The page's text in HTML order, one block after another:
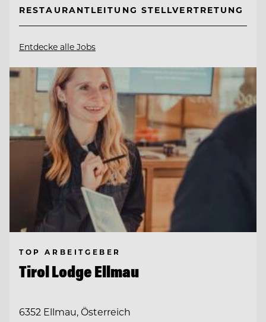
RESTAURANTLEITUNG STELLVERTRETUNG
Entdecke alle Jobs
TOP ARBEITGEBER
Tirol Lodge Ellmau
6352 Ellmau, Österreich